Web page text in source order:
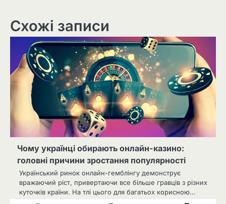
Схожі записи
Чому українці обирають онлайн-казино:
головні причини зростання популярності
Український ринок онлайн-гемблінгу демонструє
вражаючий ріст, привертаючи все більше гравців з різних
куточків країни. На тлі цього для багатьох корисною…